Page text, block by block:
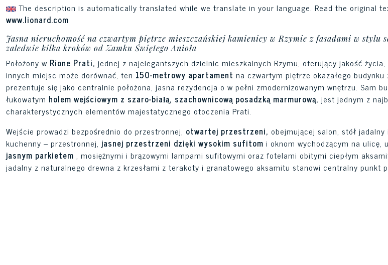
The description is automatically translated while we translate in your language. Read the original
www.lionard.com
Jasna nieruchomość na czwartym piętrze mieszczańskiej kamienicy w Rzymie z fasadami w stylu
zaledwie kilka kroków od Zamku Świętego Anioła
Położony w Rione Prati, jednej z najelegantszych dzielnic mieszkalnych Rzymu, oferujący jakość
innych miejsc może dorównać, ten 150-metrowy apartament na czwartym piętrze okazałego budynku
prezentuje się jako centralnie położona, jasna rezydencja o w pełni zmodernizowanym wnętrzu. Sam
łukowatym holem wejściowym z szaro-białą, szachownicową posadzką marmurową, jest jednym z
charakterystycznych elementów majestatycznego otoczenia Prati.
Wejście prowadzi bezpośrednio do przestronnej, otwartej przestrzeni, obejmującej salon, stół jadalny
kuchenny – przestronnej, jasnej przestrzeni dzięki wysokim sufitom i oknom wychodzącym na ulicę,
jasnym parkietem , mosiężnymi i brązowymi lampami sufitowymi oraz fotelami obitymi ciepłym
jadalny z naturalnego drewna z krzesłami z terakoty i granatowego aksamitu stanowi centralny punkt